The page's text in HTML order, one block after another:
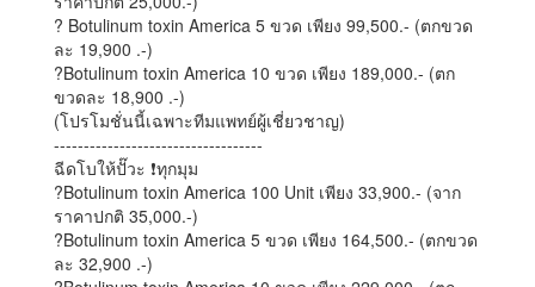
? Botulinum toxin America 5 ขวด เพียง 99,500.- (ตกขวด
ละ 19,900 .-)
?Botulinum toxin America 10 ขวด เพียง 189,000.- (ตก
ขวดละ 18,900 .-)
(โปรโมชั่นนี้เฉพาะทีมแพทย์ผู้เชี่ยวชาญ)
-----------------------------------
ฉีดโบให้ปั๊วะ ❗ทุกมุม
?Botulinum toxin America 100 Unit เพียง 33,900.- (จาก
ราคาปกติ 35,000.-)
?Botulinum toxin America 5 ขวด เพียง 164,500.- (ตกขวด
ละ 32,900 .-)